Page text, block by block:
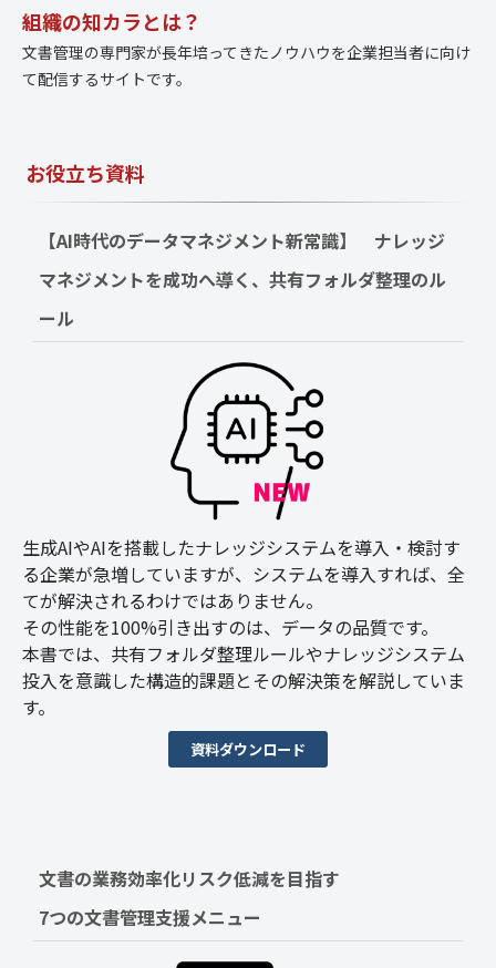
組織の知カラとは？
文書管理の専門家が長年培ってきたノウハウを企業担当者に向け
て配信するサイトです。
お役立ち資料
【AI時代のデータマネジメント新常識】　ナレッジ
マネジメントを成功へ導く、共有フォルダ整理のル
ール
生成AIやAIを搭載したナレッジシステムを導入・検討す
る企業が急増していますが、システムを導入すれば、全
てが解決されるわけではありません。
その性能を100%引き出すのは、データの品質です。
本書では、共有フォルダ整理ルールやナレッジシステム
投入を意識した構造的課題とその解決策を解説していま
す。
資料ダウンロード
文書の業務効率化リスク低減を目指す
7つの文書管理支援メニュー